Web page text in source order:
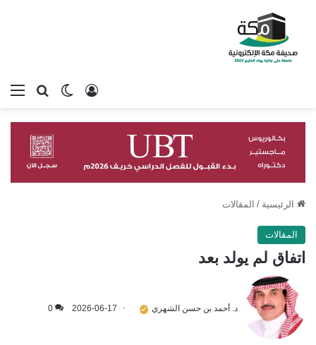
بحثالوضع
تسجيل الدخول
الرئيسية / المقالات
المقالات
اتفاق لم يولد بعد
د. أحمد بن حسن الشهري 2026-06-17
0